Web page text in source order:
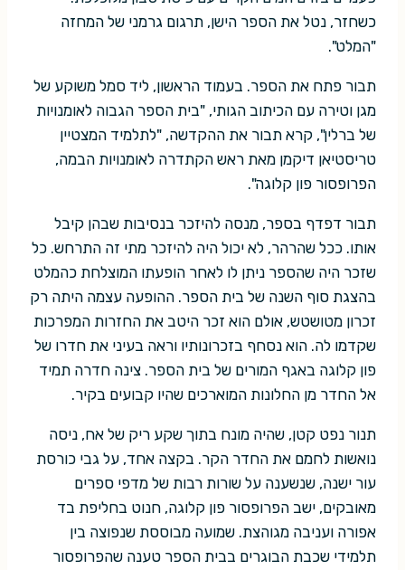
כשחזר, נטל את הספר הישן, תרגום גרמני של המחזה
"המלט".
תבור פתח את הספר. בעמוד הראשון, ליד סמל משוקע של
מגן וטירה עם הכיתוב הגותי, "בית הספר הגבוה לאומנויות
של ברלין", קרא תבור את ההקדשה, "לתלמיד המצטיין
טריסטיאן דיקמן מאת ראש הקתדרה לאומנויות הבמה,
הפרופסור פון קלוגה".
תבור דפדף בספר, מנסה להיזכר בנסיבות שבהן קיבל
אותו. ככל שהרהר, לא יכול היה להיזכר מתי זה התרחש. כל
שזכר היה שהספר ניתן לו לאחר הופעתו המוצלחת כהמלט
בהצגת סוף השנה של בית הספר. ההופעה עצמה היתה רק
זכרון מטושטש, אולם הוא זכר היטב את החזרות המפרכות
שקדמו לה. הוא נסחף בזכרונותיו וראה בעיני את חדרו של
פון קלוגה באגף המורים של בית הספר. צינה חדרה תמיד
אל החדר מן החלונות המוארכים שהיו קבועים בקיר.
תנור נפט קטן, שהיה מונח בתוך שקע ריק של אח, ניסה
נואשות לחמם את החדר הקר. בקצה אחד, על גבי כורסת
עור ישנה, שנשענה על שורות רבות של מדפי ספרים
מאובקים, ישב הפרופסור פון קלוגה, חנוט בחליפת בד
אפורה ועניבה מגוהצת. שמועה מבוססת שנפוצה בין
תלמידי שכבת הבוגרים בבית הספר טענה שהפרופסור